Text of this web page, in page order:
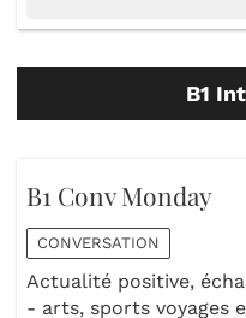
B1
B1 Conv Monday
CONVERSATION
Actualité positive,
- arts, sports voyages